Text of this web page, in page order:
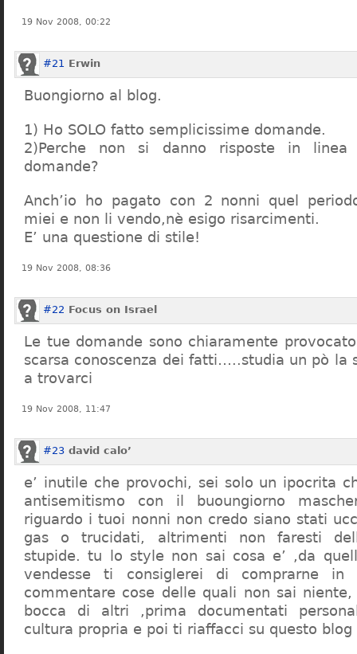
19 Nov 2008, 00:22
#21 Erwin
Buongiorno al blog.
1) Ho SOLO fatto semplicissime domande.
2)Perche non si danno risposte in
domande?
Anch’io ho pagato con 2 nonni quel
miei e non li vendo,nè esigo risarcimenti.
E’ una questione di stile!
19 Nov 2008, 08:36
#22 Focus on Israel
Le tue domande sono chiaramente
scarsa conoscenza dei fatti…..studia un pò la
a trovarci
19 Nov 2008, 11:47
#23 david calo’
e’ inutile che provochi, sei solo un ipocrita
antisemitismo con il buoungiorno
riguardo i tuoi nonni non credo siano stati
gas o trucidati, altrimenti non faresti
stupide. tu lo style non sai cosa e’ ,da
vendesse ti consiglerei di comprarne in
commentare cose delle quali non sai
bocca di altri ,prima documentati
cultura propria e poi ti riaffacci su questo blog